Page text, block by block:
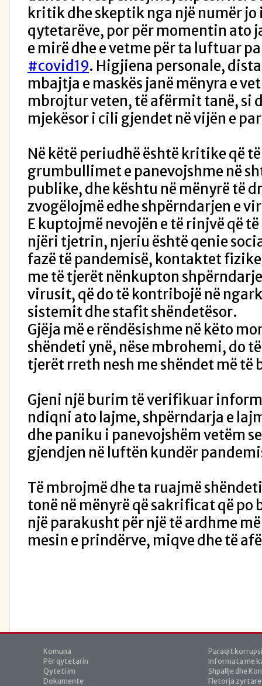
kritik dhe skeptik nga një numër jo
qytetarëve, por për momentin ato
e mirë dhe e vetme për ta luftuar
#covid19. Higjiena personale,
mbajtja e maskës janë mënyra e
mbrojtur veten, të afërmit tanë, si
mjekësor i cili gjendet në vijën e
Në këtë periudhë është kritike që
grumbullimet e panevojshme në
publike, dhe kështu në mënyrë të
zvogëlojmë edhe shpërndarjen e
E kuptojmë nevojën e të rinjvë që
njëri tjetrin, njeriu është qenie
fazë të pandemisë, kontaktet
me të tjerët nënkupton
virusit, që do të kontribojë në
sistemit dhe stafit shëndetësor.
Gjëja më e rëndësishme në këto
shëndeti ynë, nëse mbrohemi, do
tjerët rreth nesh me shëndet më të
Gjeni një burim të verifikuar
ndiqni ato lajme, shpërndarja e
dhe paniku i panevojshëm vetëm
gjendjen në luftën kundër
Të mbrojmë dhe ta ruajmë
tonë në mënyrë që sakrificat që po
një parakusht për një të ardhme
mesin e prindërve, miqve dhe të
Komuna
Për qytetarin
Qyteti im
Dokumente
Paraqit
Informata me
Shpallje dhe
Fletorja zyrtare